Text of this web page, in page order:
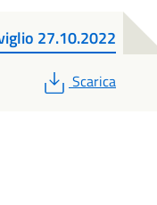
27.10.2022
PDF
Scarica